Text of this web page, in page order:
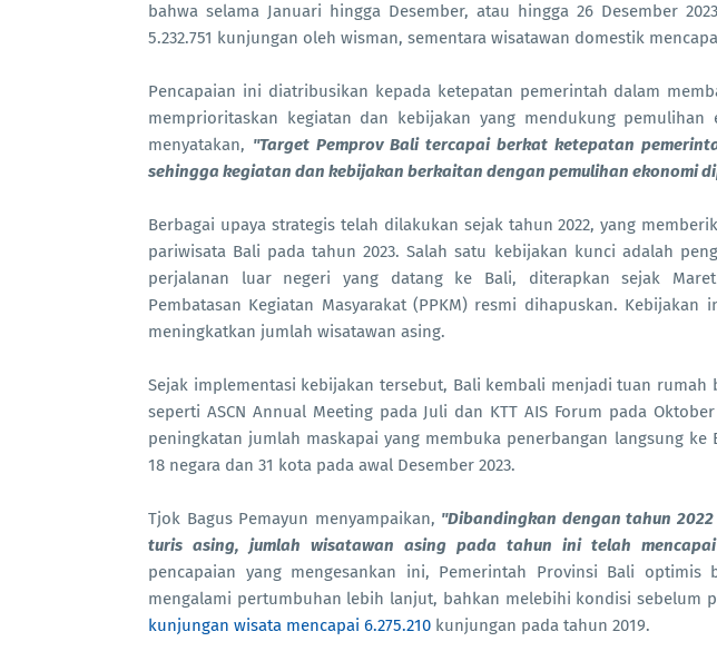
bahwa selama Januari hingga Desember, atau hingga 26 Desember
5.232.751 kunjungan oleh wisman, sementara wisatawan domestik
Pencapaian ini diatribusikan kepada ketepatan pemerintah dalam
memprioritaskan kegiatan dan kebijakan yang mendukung pemulihan
menyatakan, "Target Pemprov Bali tercapai berkat ketepatan
sehingga kegiatan dan kebijakan berkaitan dengan pemulihan ekonomi
Berbagai upaya strategis telah dilakukan sejak tahun 2022, yang
pariwisata Bali pada tahun 2023. Salah satu kebijakan kunci adalah
perjalanan luar negeri yang datang ke Bali, diterapkan sejak Maret
Pembatasan Kegiatan Masyarakat (PPKM) resmi dihapuskan.
meningkatkan jumlah wisatawan asing.
Sejak implementasi kebijakan tersebut, Bali kembali menjadi tuan rumah
seperti ASCN Annual Meeting pada Juli dan KTT AIS Forum pada
peningkatan jumlah maskapai yang membuka penerbangan langsung ke
18 negara dan 31 kota pada awal Desember 2023.
Tjok Bagus Pemayun menyampaikan, "Dibandingkan dengan tahun
turis asing, jumlah wisatawan asing pada tahun ini telah
pencapaian yang mengesankan ini, Pemerintah Provinsi Bali optimis
mengalami pertumbuhan lebih lanjut, bahkan melebihi kondisi sebelum
kunjungan wisata mencapai 6.275.210 kunjungan pada tahun 2019.